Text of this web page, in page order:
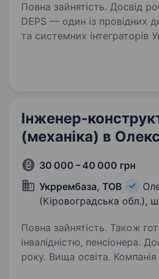
Повна зайнятість. Досвід
DEPS — один із провідних
та системних інтеграторів
Інженер-
(механіка) в
30 000 – 40 000 грн
Укррембаза, ТОВ
(Кіровоградська обл.),
Повна зайнятість. Також
інвалідністю, пенсіонера.
року. Вища освіта. Компанія ТОВ